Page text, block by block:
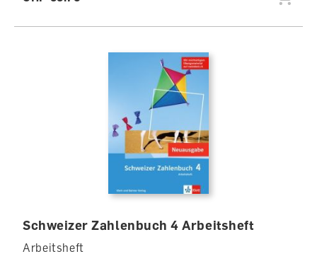
Schweizer Zahlenbuch 4 Arbeitsheft
Arbeitsheft